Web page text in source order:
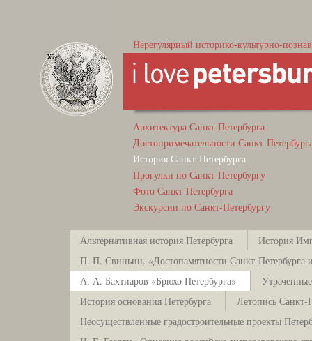
Нерегулярный историко-культурно-
Архитектура Санкт-Петербурга
Достопримечательности Санкт-
История Санкт-Петербурга
Прогулки по Санкт-Петербургу
Фото Санкт-Петербурга
Экскурсии по Санкт-Петербургу
Альтернативная история Петербурга
История
П. П. Свиньин. «Достопамятности Санкт-Петербурга и
А. А. Бахтиаров «Брюхо Петербурга»
История основания Петербурга
Летопись Санкт-
Неосуществленные градостроительные проекты